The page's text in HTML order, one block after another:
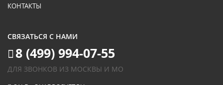
КОНТАКТЫ
СВЯЗАТЬСЯ С НАМИ
8 (499) 994-07-55
ДЛЯ ЗВОНКОВ ИЗ МОСКВЫ И МО